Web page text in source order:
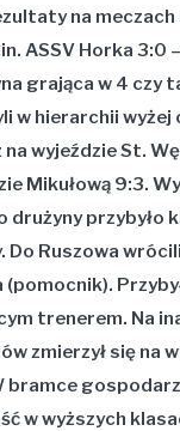
na
ASSV Horka 3:0
grająca w 4 czy
w hierarchii wyżej
wyjeździe St.
Mikułową 9:3.
drużyny przybyło
Do Ruszowa
(pomocnik).
trenerem. Na
zmierzył się na
bramce
w wyższych